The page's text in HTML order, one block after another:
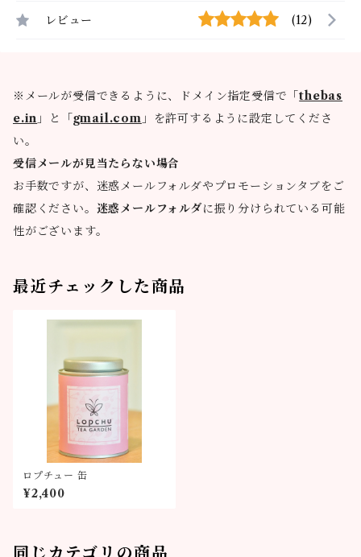
レビュー (12)
※メールが受信できるように、ドメイン指定受信で「thebas
e.in 」と「gmail.com 」を許可するように設定してくださ
い。
受信メールが見当たらない場合
お手数ですが、迷惑メールフォルダやプロモーションタブをご
確認ください。 迷惑メールフォルダに振り分けられている可能
性がございます。
最近チェックした商品
ロプチュー 缶
¥2,400
同じカテゴリの商品